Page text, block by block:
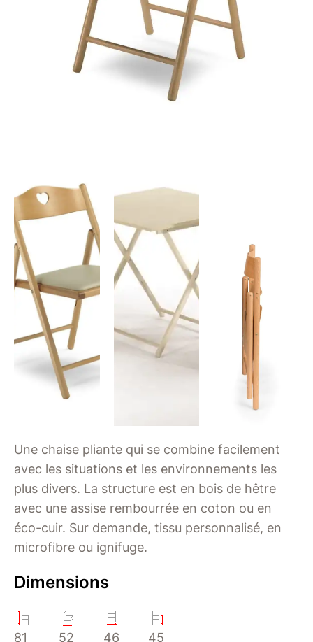
Une chaise pliante qui se combine facilement
avec les situations et les environnements les
plus divers. La structure est en bois de hêtre
avec une assise rembourrée en coton ou en
éco-cuir. Sur demande, tissu personnalisé, en
microfibre ou ignifuge.
Dimensions
81 52 46 45